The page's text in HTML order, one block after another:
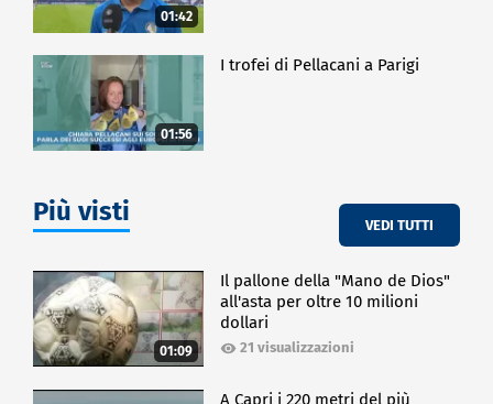
01:42
01:56
I trofei di Pellacani a Parigi
Più visti VEDI TUTTI
01:09
Il pallone della "Mano de Dios"
all'asta per oltre 10 milioni
dollari
21 visualizzazioni
A Capri i 220 metri del più